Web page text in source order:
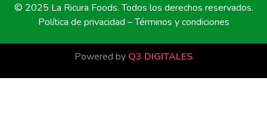
© 2025 La Ricura Foods. Todos los derechos reservados.
Política de privacidad – Términos y condiciones
Powered by Q3 DIGITALES